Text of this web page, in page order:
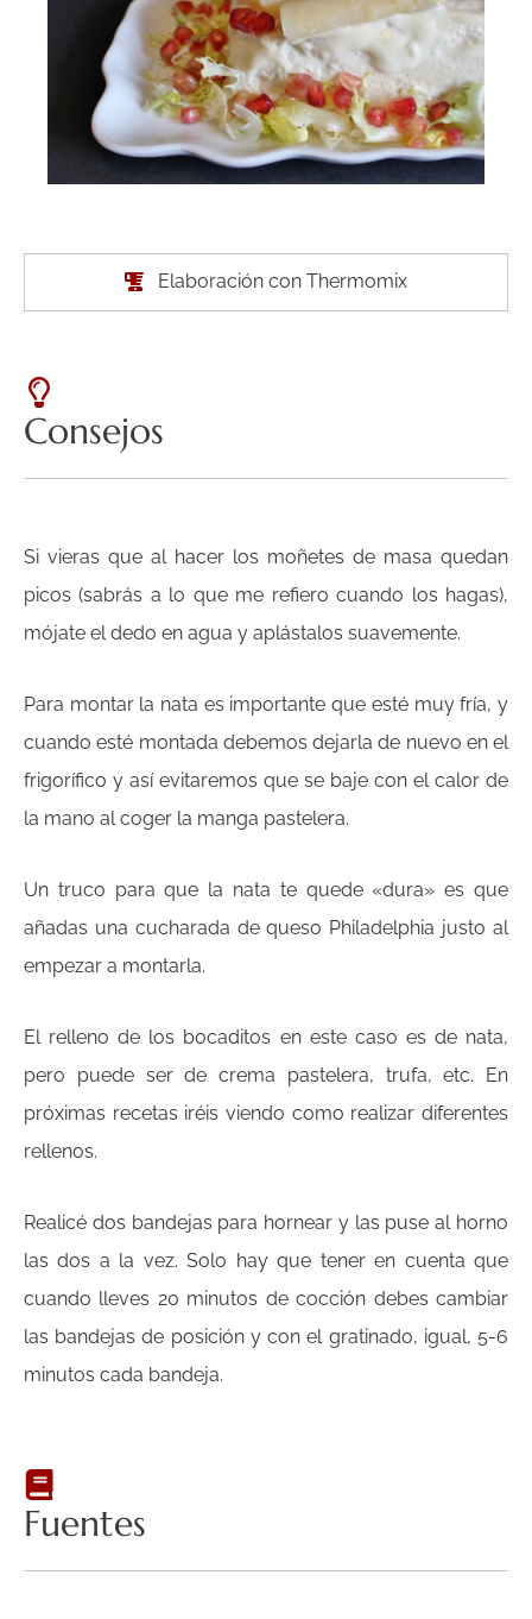
Elaboración con Thermomix
Consejos
Si vieras que al hacer los moñetes de masa quedan
picos (sabrás a lo que me refiero cuando los hagas),
mójate el dedo en agua y aplástalos suavemente.
Para montar la nata es importante que esté muy fría, y
cuando esté montada debemos dejarla de nuevo en el
frigorífico y así evitaremos que se baje con el calor de
la mano al coger la manga pastelera.
Un truco para que la nata te quede «dura» es que
añadas una cucharada de queso Philadelphia justo al
empezar a montarla.
El relleno de los bocaditos en este caso es de nata,
pero puede ser de crema pastelera, trufa, etc. En
próximas recetas iréis viendo como realizar diferentes
rellenos.
Realicé dos bandejas para hornear y las puse al horno
las dos a la vez. Solo hay que tener en cuenta que
cuando lleves 20 minutos de cocción debes cambiar
las bandejas de posición y con el gratinado, igual, 5-6
minutos cada bandeja.
Fuentes